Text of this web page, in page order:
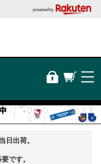
powered by
日出荷。
です。